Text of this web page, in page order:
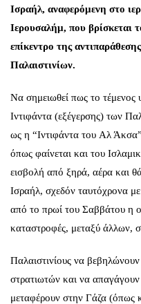
Ισραήλ, αναφερόμενη στο
Ιερουσαλήμ, που βρίσκεται
επίκεντρο της
Παλαιστινίων.
Να σημειωθεί πως το τέμενος
Ιντιφάντα (εξέγερσης) των
ως η “Ιντιφάντα του Αλ Άκσα”
όπως φαίνεται και του
εισβολή από ξηρά, αέρα και
Ισραήλ, σχεδόν ταυτόχρονα με
από το πρωί του Σαββάτου η
καταστροφές, μεταξύ άλλων,
Παλαιστινίους να
στρατιωτών και να απαγάγουν
μεταφέρουν στην Γάζα (όπως